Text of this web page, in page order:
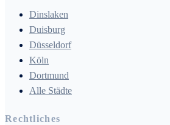
Dinslaken
Duisburg
Düsseldorf
Köln
Dortmund
Alle Städte
Rechtliches